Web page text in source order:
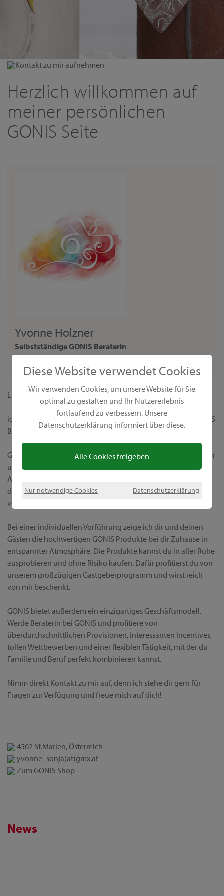
Diese Website verwendet Cookies
Wir verwenden Cookies, um unsere Website für Sie
optimal zu gestalten und Ihr Nutzererlebnis
fortlaufend zu verbessern. Unsere
Datenschutzerklärung informiert über diese.
Alle Cookies freigeben
Nur notwendige Cookies Datenschutzerklärung
Kontakt zu mir aufnehmen
Herzlich willkommen auf
meiner persönlichen
GONIS Seite
Yvonne Holzner
Selbstständige GONIS Beraterin
Liebe Interessentin,
ich begrüße dich ganz herzlich auf meiner persönlichen GONIS
Beraterseite!
Getreu dem Motto „Wir machen die Welt bunter“ möchte ich dir
unsere einzigartigen Kreativprodukte und die vielfältigen
Anwendungsmöglichkeiten präsentieren. Bei GONIS erhältst
du alles aus einer Hand und wirst außerdem ganz persönlich
von mir betreut, vor und natürlich auch nach dem Kauf.
Bei einer individuellen Vorführung zeige ich dir und deinen
Gästen die hochwertigen GONIS Produkte bei dir Zuhause in
entspannter Atmosphäre. Die Produkte kannst du in aller Ruhe
ausprobieren und ohne Risiko kaufen. Dafür profitierst du von
unserem großzügigen Gastgeberprogramm und wirst reich
von mir beschenkt.
GONIS bietet außerdem ein einzigartiges Geschäftsmodell.
Werde Beraterin bei GONIS und profitiere von
überdurchschnittlichen Provisionen, interessanten Incentives,
tollen Wettbewerben und einer flexiblen Tätigkeit, mit der du
Familie und Beruf perfekt kombinieren kannst.
Nimm direkt Kontakt zu mir auf, denn ich stehe dir gern für
Fragen zur Verfügung und freue mich auf dich!
4502 St.Marien, Österreich
yvonne_sonja(at)gmx.af
Zum GONIS Shop
News